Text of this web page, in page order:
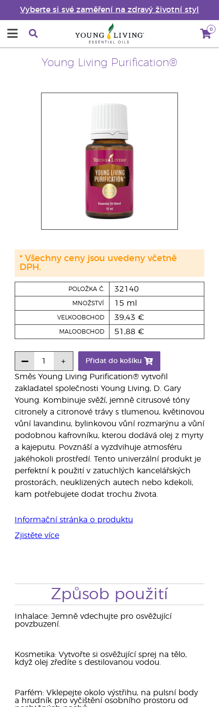
Vyberte si své zaměření na zdravý životní styl
0
Young Living Purification®
Směs Young Living Purification® vytvořil
zakladatel společnosti Young Living, D. Gary
Young. Kombinuje svěží, jemně citrusové tóny
citronely a citronové trávy s tlumenou, květinovou
vůní lavandinu, bylinkovou vůní rozmarýnu a vůní
podobnou kafrovníku, kterou dodává olej z myrty
a kajeputu. Povznáší a vyzdvihuje atmosféru
jakéhokoli prostředí. Tento univerzální produkt je
perfektní k použití v zatuchlých kancelářských
prostorách, neuklizených autech nebo kdekoli,
kam potřebujete dodat trochu života.
Informační stránka o produktu
Zjistěte více
POLOŽKA Č. 32140
MNOŽSTVÍ 15 ml
VELKOOBCHOD 39,43 €
MALOOBCHOD 51,88 €
Přidat do košíku
* Všechny ceny jsou uvedeny včetně
DPH.
Způsob použití
Inhalace: Jemně vdechujte pro osvěžující
povzbuzení.
Kosmetika: Vytvořte si osvěžující sprej na tělo,
když olej zředíte s destilovanou vodou.
Parfém: Vklepejte okolo výstřihu, na pulsní body
a hrudník pro vyčištění osobního prostoru od